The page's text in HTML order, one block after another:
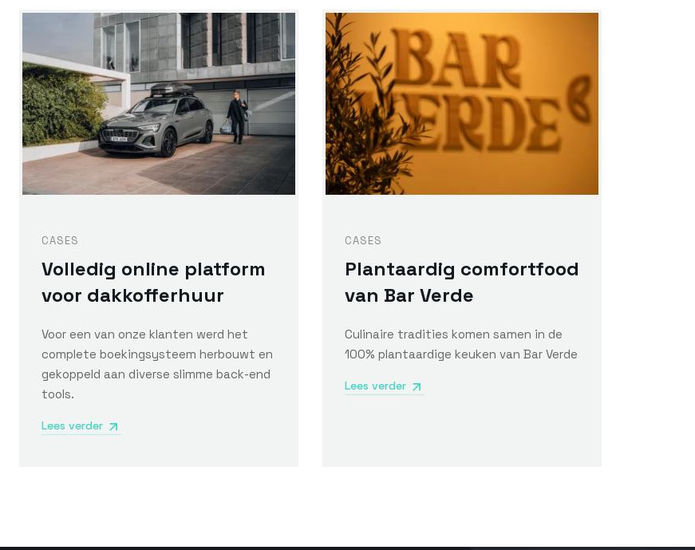
CASES
Volledig online platform
voor dakkofferhuur
Voor een van onze klanten werd het
complete boekingsysteem herbouwt en
gekoppeld aan diverse slimme back-end
tools.
Lees verder
CASES
Plantaardig comfortfood
van Bar Verde
Culinaire tradities komen samen in de
100% plantaardige keuken van Bar Verde
Lees verder